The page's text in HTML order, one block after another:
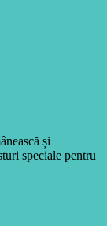
și
speciale pentru